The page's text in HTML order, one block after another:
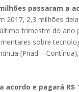
passaram a
2017, 2,3 milhões
trimestre do
sobre
(Pnad –
acordo e pagará